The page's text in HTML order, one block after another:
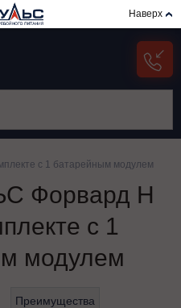
Наверх
с 1 батарейным модулем
Форвард Н
с 1
модулем
Преимущества